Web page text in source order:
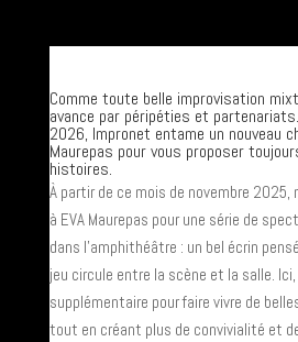
Comme toute belle improvisation
avance par péripéties et
2026, Impronet entame un nouveau
Maurepas pour vous proposer
histoires.
À partir de ce mois de novembre 2025,
à EVA Maurepas pour une série de
dans l’amphithéâtre : un bel écrin
jeu circule entre la scène et la salle. Ici,
supplémentaire pour faire vivre de
tout en créant plus de convivialité et